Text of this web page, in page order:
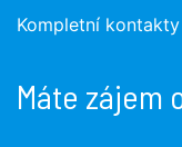
Kompletní kontakty
Máte zájem